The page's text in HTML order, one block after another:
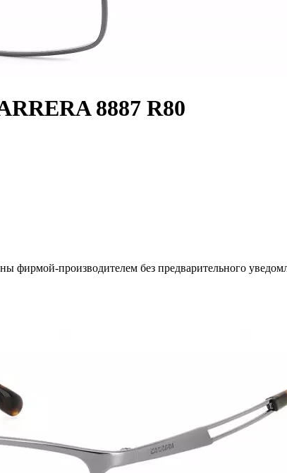
8887 R80
фирмой-производителем без предварительного